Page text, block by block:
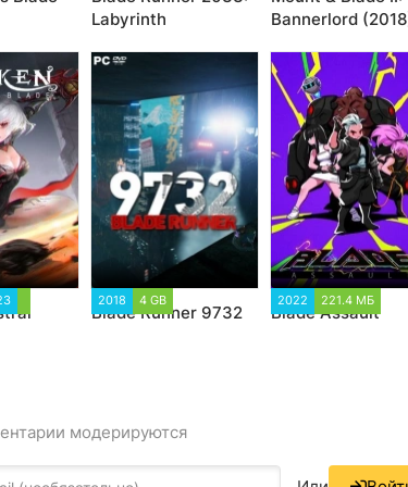
Labyrinth
Bannerlord
2018 4 GB
Blade Runner 9732
2022 221.4 МБ
Blade Assault
модерируются